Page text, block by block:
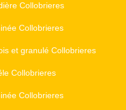
Collobrieres
Collobrieres
et granulé Collobrieres
Collobrieres
Collobrieres